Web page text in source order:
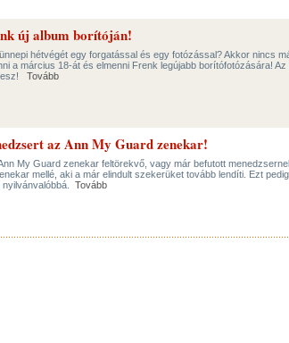
új album borítóján!
hétvégét egy forgatással és egy fotózással? Akkor nincs
a március 18-át és elmenni Frenk legújabb borítófotózására! Az
Tovább
az Ann My Guard zenekar!
My Guard zenekar feltörekvő, vagy már befutott
mellé, aki a már elindult szekerüket tovább lendíti. Ezt
Tovább